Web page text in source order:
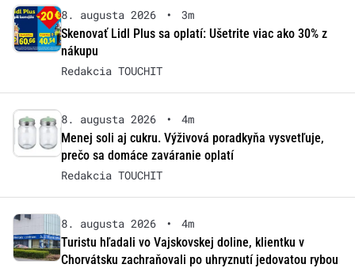
8. augusta 2026 •
3m
Skenovať Lidl Plus sa oplatí: Ušetrite viac ako 30% z
nákupu
Redakcia TOUCHIT
8. augusta 2026 •
4m
Menej soli aj cukru. Výživová poradkyňa vysvetľuje,
prečo sa domáce zaváranie oplatí
Redakcia TOUCHIT
8. augusta 2026 •
4m
Turistu hľadali vo Vajskovskej doline, klientku v
Chorvátsku zachraňovali po uhryznutí jedovatou rybou